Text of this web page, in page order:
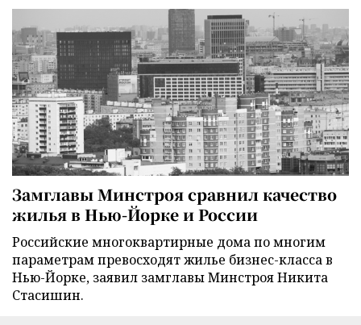
Замглавы Минстроя сравнил качество
жилья в Нью-Йорке и России
Российские многоквартирные дома по многим
параметрам превосходят жилье бизнес-класса в
Нью-Йорке, заявил замглавы Минстроя Никита
Стасишин.